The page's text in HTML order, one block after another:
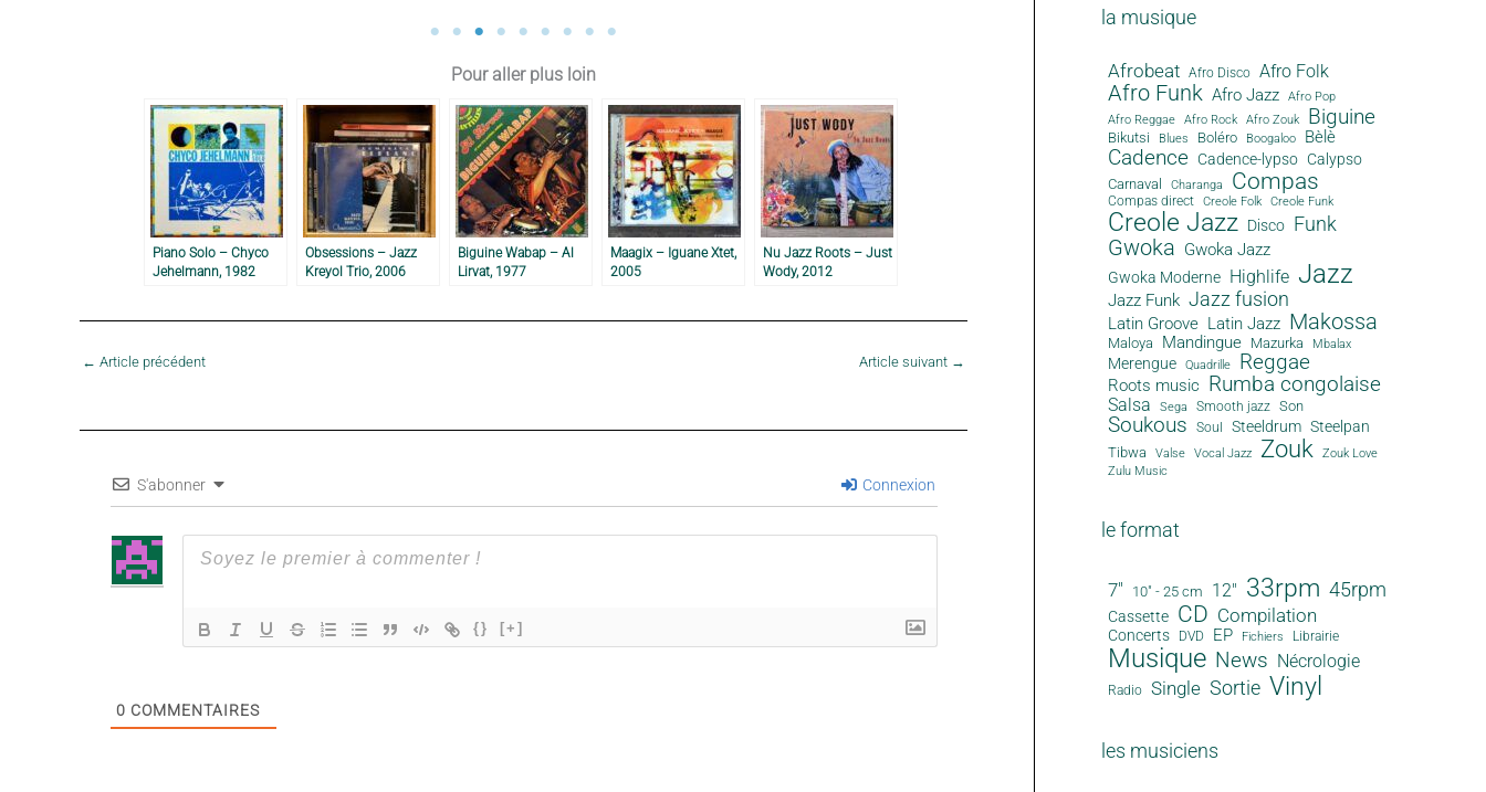
Pour aller plus loin
Piano Solo – Chyco
Jehelmann, 1982
Obsessions – Jazz
Kreyol Trio, 2006
Biguine Wabap – Al
Lirvat, 1977
Maagix – Iguane Xtet,
2005
Nu Jazz Roots – Just
Wody, 2012
← Article précédent Article suivant →
S'abonner Connexion
{} [+]
0 COMMENTAIRES
la musique
Afrobeat Afro Disco Afro Folk
Afro Funk Afro Jazz
Afro Pop
Afro Reggae
Afro Rock Afro Zouk Biguine
Bikutsi Blues Boléro Boogaloo Bèlè
Cadence Cadence-lypso Calypso
Carnaval Charanga Compas
Compas direct Creole Folk Creole Funk
Creole Jazz Disco Funk
Gwoka Gwoka Jazz
Gwoka Moderne Highlife Jazz
Jazz Funk Jazz fusion
Latin Groove Latin Jazz Makossa
Maloya Mandingue Mazurka Mbalax
Merengue Quadrille Reggae
Roots music Rumba congolaise
Salsa Sega Smooth jazz Son
Soukous Soul Steeldrum Steelpan
Tibwa Valse Vocal Jazz Zouk
Zouk Love
Zulu Music
le format
7" 10" - 25 cm 12" 33rpm 45rpm
Cassette CD Compilation
Concerts DVD EP Fichiers Librairie
Musique News Nécrologie
Radio Single Sortie Vinyl
les musiciens